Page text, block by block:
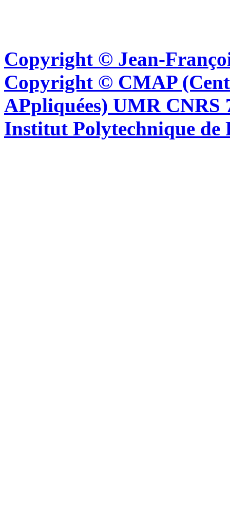
Copyright © Jean-
Copyright © CMAP
APpliquées) UMR CNRS
Institut Polytechnique de